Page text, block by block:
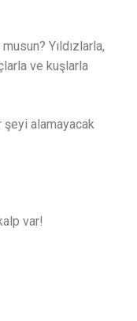
Yıldızlarla,
ve kuşlarla
alamayacak
var!